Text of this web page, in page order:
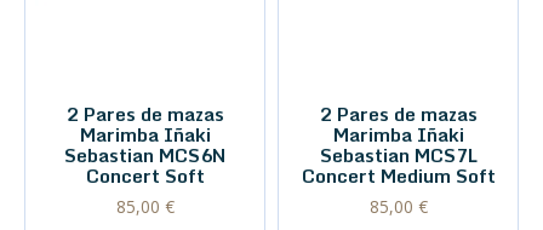
2 Pares de mazas
Marimba Iñaki
Sebastian MCS6N
Concert Soft
85,00 €
2 Pares de mazas
Marimba Iñaki
Sebastian MCS7L
Concert Medium Soft
85,00 €